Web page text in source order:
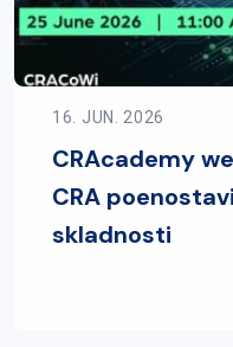
16. JUN. 2026
CRAcademy
CRA
skladnosti